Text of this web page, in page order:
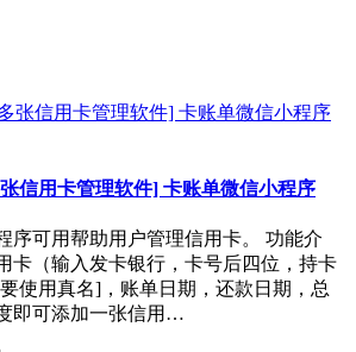
信用卡管理软件] 卡账单微信小程序
序可用帮助用户管理信用卡。 功能介
卡（输入发卡银行，卡号后四位，持卡
使用真名]，账单日期，还款日期，总
即可添加一张信用…